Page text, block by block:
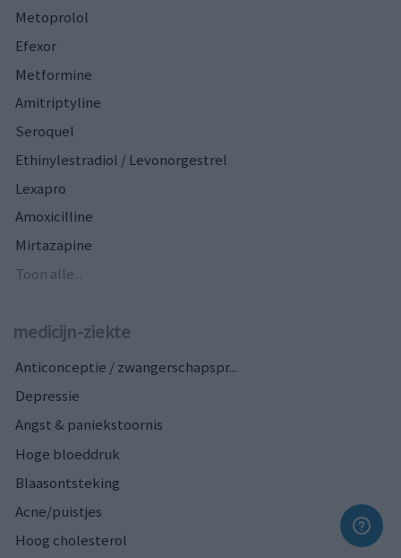
Metoprolol
Efexor
Metformine
Amitriptyline
Seroquel
Ethinylestradiol / Levonorgestrel
Lexapro
Amoxicilline
Mirtazapine
Toon alle...
medicijn-ziekte
Anticonceptie / zwangerschapspr...
Depressie
Angst & paniekstoornis
Hoge bloeddruk
Blaasontsteking
Acne/puistjes
Hoog cholesterol